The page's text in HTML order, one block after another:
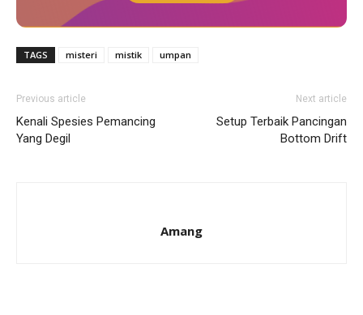
TAGS misteri mistik umpan
Previous article
Kenali Spesies Pemancing
Yang Degil
Next article
Setup Terbaik Pancingan
Bottom Drift
Amang